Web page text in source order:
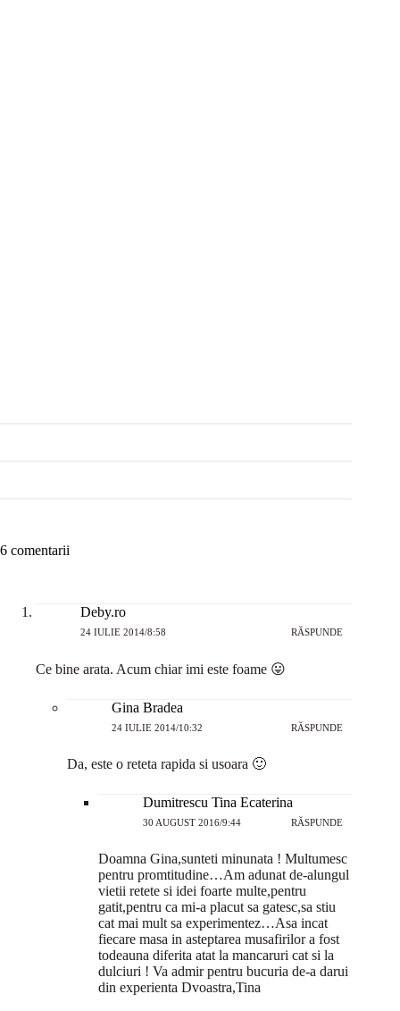
6 comentarii
Deby.ro
24 IULIE 2014/8:58 RĂSPUNDE
Ce bine arata. Acum chiar imi este foame 😛
Gina Bradea
24 IULIE 2014/10:32 RĂSPUNDE
Da, este o reteta rapida si usoara 🙂
Dumitrescu Tina Ecaterina
30 AUGUST 2016/9:44 RĂSPUNDE
Doamna Gina,sunteti minunata ! Multumesc
pentru promtitudine…Am adunat de-alungul
vietii retete si idei foarte multe,pentru
gatit,pentru ca mi-a placut sa gatesc,sa stiu
cat mai mult sa experimentez…Asa incat
fiecare masa in asteptarea musafirilor a fost
todeauna diferita atat la mancaruri cat si la
dulciuri ! Va admir pentru bucuria de-a darui
din experienta Dvoastra,Tina